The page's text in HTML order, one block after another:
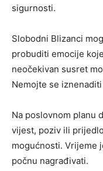
sigurnosti.
Slobodni Blizanci
probuditi emocije
neočekivan susret
Nemojte se
Na poslovnom planu
vijest, poziv ili
mogućnosti. Vrijeme
počnu nagrađivati.